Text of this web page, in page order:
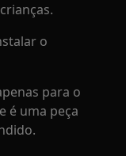
o
para o
é uma peça